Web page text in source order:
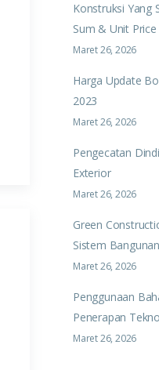
Konstruksi Yang
Sum & Unit Price
Maret 26, 2026
Harga Update
2023
Maret 26, 2026
Pengecatan
Exterior
Maret 26, 2026
Green
Sistem
Maret 26, 2026
Penggunaan
Penerapan
Maret 26, 2026